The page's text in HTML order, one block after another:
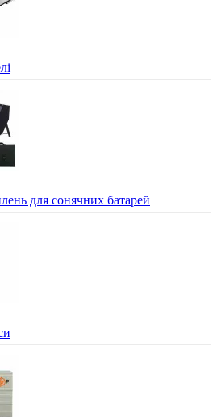
для сонячних батарей